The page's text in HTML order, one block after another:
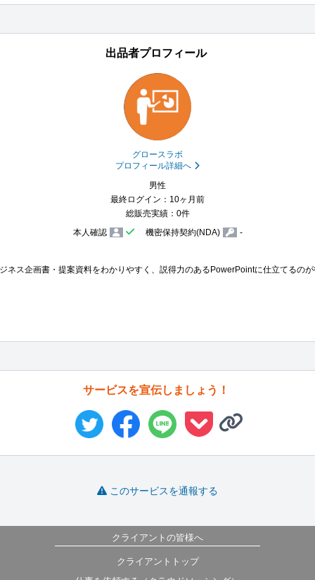
出品者プロフィール
グロースラボ
プロフィール詳細へ
男性
最終ログイン：10ヶ月前
総販売実績：0件
本人確認
機密保持契約(NDA) -
ネス企画書・提案資料をわかりやすく、説得力のあるPowerPointに仕立てるの
サービスを宣伝しましょう！
このサービスを通報する
クライアントの皆様へ
クライアントトップ